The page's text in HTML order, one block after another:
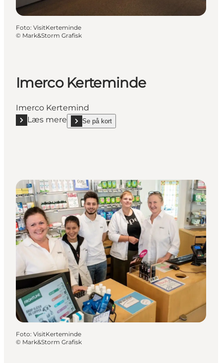
Foto: VisitKerteminde
© Mark&Storm Grafisk
Imerco Kerteminde
Imerco Kertemind
Læs mere
Læs mere "Imerco Kerteminde"
Se på kort
show Imerco Kerteminde on_map
Foto: VisitKerteminde
© Mark&Storm Grafisk